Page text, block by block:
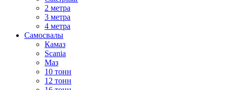
2 метра
3 метра
4 метра
Самосвалы
Камаз
Scania
Маз
10 тонн
12 тонн